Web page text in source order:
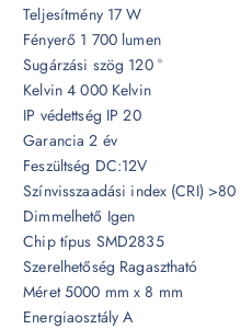
Teljesítmény 17 W
Fényerő 1 700 lumen
Sugárzási szög 120 °
Kelvin 4 000 Kelvin
IP védettség IP 20
Garancia 2 év
Feszültség DC:12V
Színvisszaadási index (CRI) >80
Dimmelhető Igen
Chip típus SMD2835
Szerelhetőség Ragasztható
Méret 5000 mm x 8 mm
Energiaosztály A